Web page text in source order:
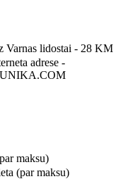
Varnas lidostai - 28 KM
adrese -
maksu)
(par maksu)